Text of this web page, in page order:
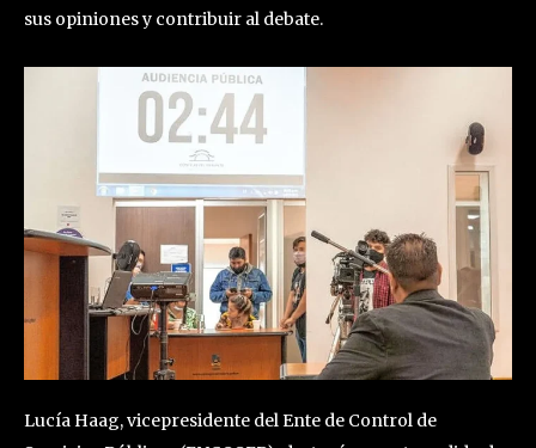
sus opiniones y contribuir al debate.
Lucía Haag, vicepresidente del Ente de Control de